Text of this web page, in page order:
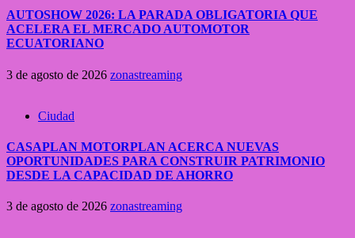
AUTOSHOW 2026: LA PARADA OBLIGATORIA QUE
ACELERA EL MERCADO AUTOMOTOR
ECUATORIANO
3 de agosto de 2026 zonastreaming
Ciudad
CASAPLAN MOTORPLAN ACERCA NUEVAS
OPORTUNIDADES PARA CONSTRUIR PATRIMONIO
DESDE LA CAPACIDAD DE AHORRO
3 de agosto de 2026 zonastreaming